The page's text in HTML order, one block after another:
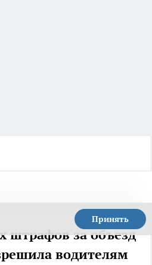
Принять
штрафов за объезд
водителям